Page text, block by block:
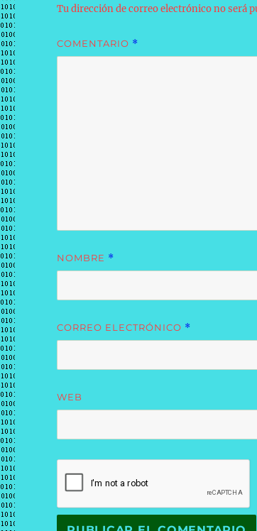
Tu dirección de correo electrónico no será
COMENTARIO *
NOMBRE *
CORREO ELECTRÓNICO *
WEB